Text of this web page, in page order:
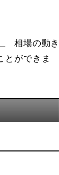
相場の動き
とができま